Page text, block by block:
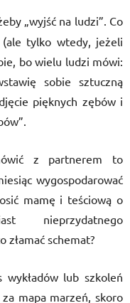
„wyjść na ludzi”. Co
tylko wtedy, jeżeli
bo wielu ludzi mówi:
sobie sztuczną
pięknych zębów i
z partnerem to
wygospodarować
mamę i teściową o
nieprzydatnego
schemat?
lub szkoleń
mapa marzeń, skoro